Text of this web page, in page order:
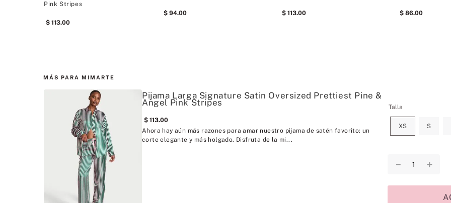
Pink Stripes
113.00
94.00 113.00 86.00
MÁS PARA MIMARTE
Pijama Larga Signature Satin Oversized Prettiest Pine &
Angel Pink Stripes
113.00
Ahora hay aún más razones para amar nuestro pijama de satén favorito: un
corte elegante y más holgado. Disfruta de la mi...
Talla
XS S
＋
－